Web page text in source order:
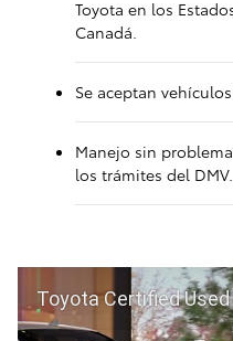
Toyota en los
Canadá.
Se aceptan
Manejo sin
los trámites del DMV.
Toyota Certified Used